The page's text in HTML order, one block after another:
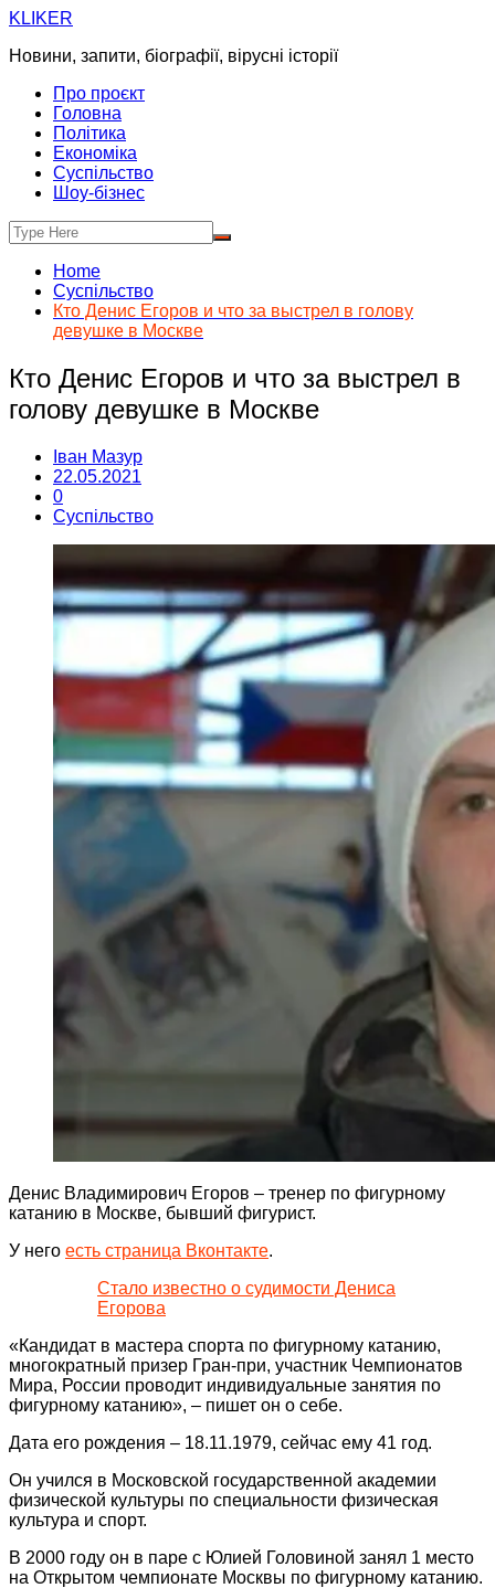
Skip
content
KLIKER
Новини, запити, біографії, вірусні історії
Про проєкт
Головна
Політика
Економіка
Суспільство
Шоу-бізнес
Home
Суспільство
Кто Денис Егоров и что за выстрел в голову
девушке в Москве
Кто Денис Егоров и что за выстрел в
голову девушке в Москве
Іван Мазур
22.05.2021
0
Суспільство
Денис Владимирович Егоров – тренер по фигурному
катанию в Москве, бывший фигурист.
У него есть страница Вконтакте.
Стало известно о судимости Дениса
Егорова
«Кандидат в мастера спорта по фигурному катанию,
многократный призер Гран-при, участник Чемпионатов
Мира, России проводит индивидуальные занятия по
фигурному катанию», – пишет он о себе.
Дата его рождения – 18.11.1979, сейчас ему 41 год.
Он учился в Московской государственной академии
физической культуры по специальности физическая
культура и спорт.
В 2000 году он в паре с Юлией Головиной занял 1 место
на Открытом чемпионате Москвы по фигурному катанию.